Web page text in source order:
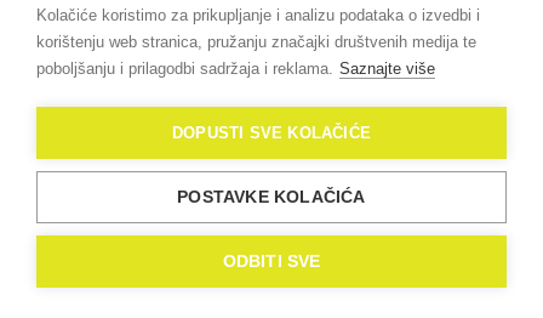
Kolačiće koristimo za prikupljanje i analizu podataka o izvedbi i
korištenju web stranica, pružanju značajki društvenih medija te
poboljšanju i prilagodbi sadržaja i reklama. Saznajte više
DOPUSTI SVE KOLAČIĆE
POSTAVKE KOLAČIĆA
ODBITI SVE